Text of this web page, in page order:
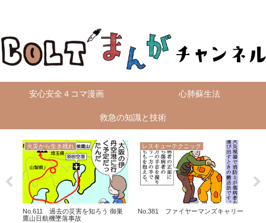
安心安全４コマ漫画 心肺蘇生法
救急の知識と技術
火災から生き残れ
No.611 過去の災害を知ろう 御巣
鷹山日航機墜落事故
レスキューテクニック
No.381 ファイヤーマンズキャリー